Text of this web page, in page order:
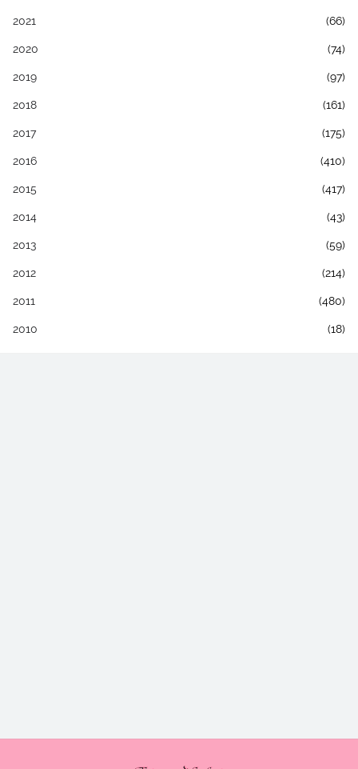
2021 (66)
2020 (74)
2019 (97)
2018 (161)
2017 (175)
2016 (410)
2015 (417)
2014 (43)
2013 (59)
2012 (214)
2011 (480)
2010 (18)